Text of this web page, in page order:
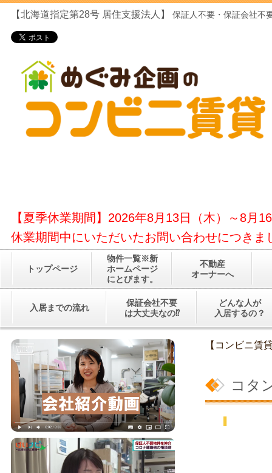
【北海道指定第28号 居住支援法人】 保証人不要・保証会社不
【夏季休業期間】2026年8月13日（木）～8月
休業期間中にいただいたお問い合わせにつき
トップページ
物件一覧※新
ホームページ
にとびます。
不動産
オーナーへ
入居までの流れ
保証会社不要
は大丈夫なの⁉
どんな人が
入居するの？
【コンビニ賃
コタ